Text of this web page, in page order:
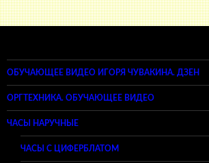
ОБУЧАЮЩЕЕ ВИДЕО ИГОРЯ ЧУВАКИНА. ДЗЕН
ОРГТЕХНИКА. ОБУЧАЮЩЕЕ ВИДЕО
ЧАСЫ НАРУЧНЫЕ
ЧАСЫ С ЦИФЕРБЛАТОМ